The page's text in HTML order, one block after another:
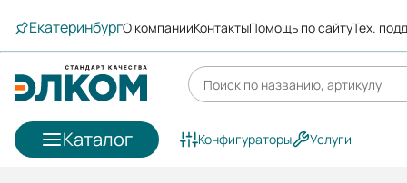
ЕкатеринбургО компанииКонтактыПомощь по сайтуТех.
Каталог Конфигураторы Услуги